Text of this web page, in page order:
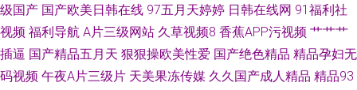
级国产 国产欧美日韩在线 97五月天婷婷 日韩在线网 91福利社
视频 福利导航 A片三级网站 久草视频8 香蕉APP污视频 艹艹艹
插逼 国产精品五月天 狠狠操欧美性爱 国产绝色精品 精品孕妇无
码视频 午夜A片三级片 天美果冻传媒 久久国产成人精品 精品93